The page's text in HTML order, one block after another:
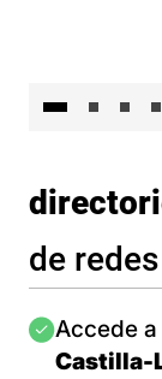
de
Imagen
Accede
Castilla-